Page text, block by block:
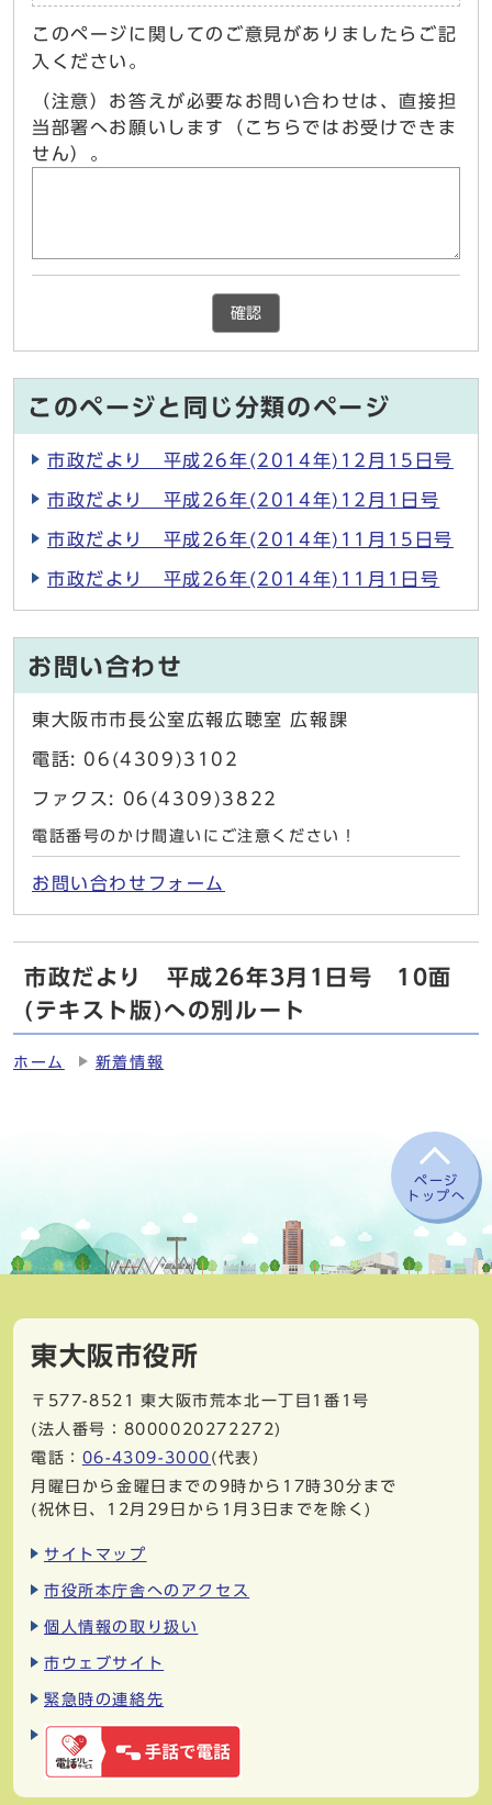
このページに関してのご意見がありましたらご記
入ください。
（注意）お答えが必要なお問い合わせは、直接担
当部署へお願いします（こちらではお受けできま
せん）。
確認
このページと同じ分類のページ
市政だより 平成26年(2014年)12月15日号
市政だより 平成26年(2014年)12月1日号
市政だより 平成26年(2014年)11月15日号
市政だより 平成26年(2014年)11月1日号
お問い合わせ
東大阪市市長公室広報広聴室 広報課
電話: 06(4309)3102
ファクス: 06(4309)3822
電話番号のかけ間違いにご注意ください！
お問い合わせフォーム
市政だより 平成26年3月1日号 10面
(テキスト版)への別ルート
ホーム 新着情報
ページ
トップへ
東大阪市役所
〒577-8521
東大阪市荒本北一丁目1番1号
(法人番号：8000020272272)
電話： 06-4309-3000 (代表)
月曜日から金曜日までの9時から17時30分まで
(祝休日、12月29日から1月3日までを除く)
サイトマップ
市役所本庁舎へのアクセス
個人情報の取り扱い
市ウェブサイト
緊急時の連絡先